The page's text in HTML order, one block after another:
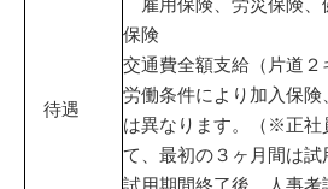
待遇
保険
交通費全額支給（片道２
労働条件により加入保
は異なります。（※正社
て、最初の３ヶ月間は試
試用期間終了後、人事